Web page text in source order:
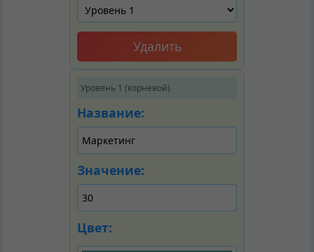
Удалить
Уровень 1 (корневой)
Название:
Значение:
Цвет: